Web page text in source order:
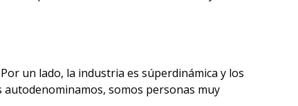
un lado, la industria es súperdinámica y los
somos personas muy